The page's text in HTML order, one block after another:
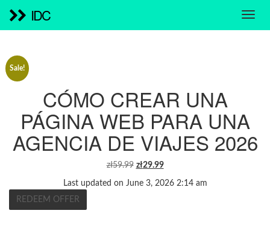
IDC
Sale!
CÓMO CREAR UNA
PÁGINA WEB PARA UNA
AGENCIA DE VIAJES 2026
zł59.99 ORIGINAL
WAS:
zł29.99CURRENT
Last updated on June 3, 2026 2:14 am
REDEEM OFFER